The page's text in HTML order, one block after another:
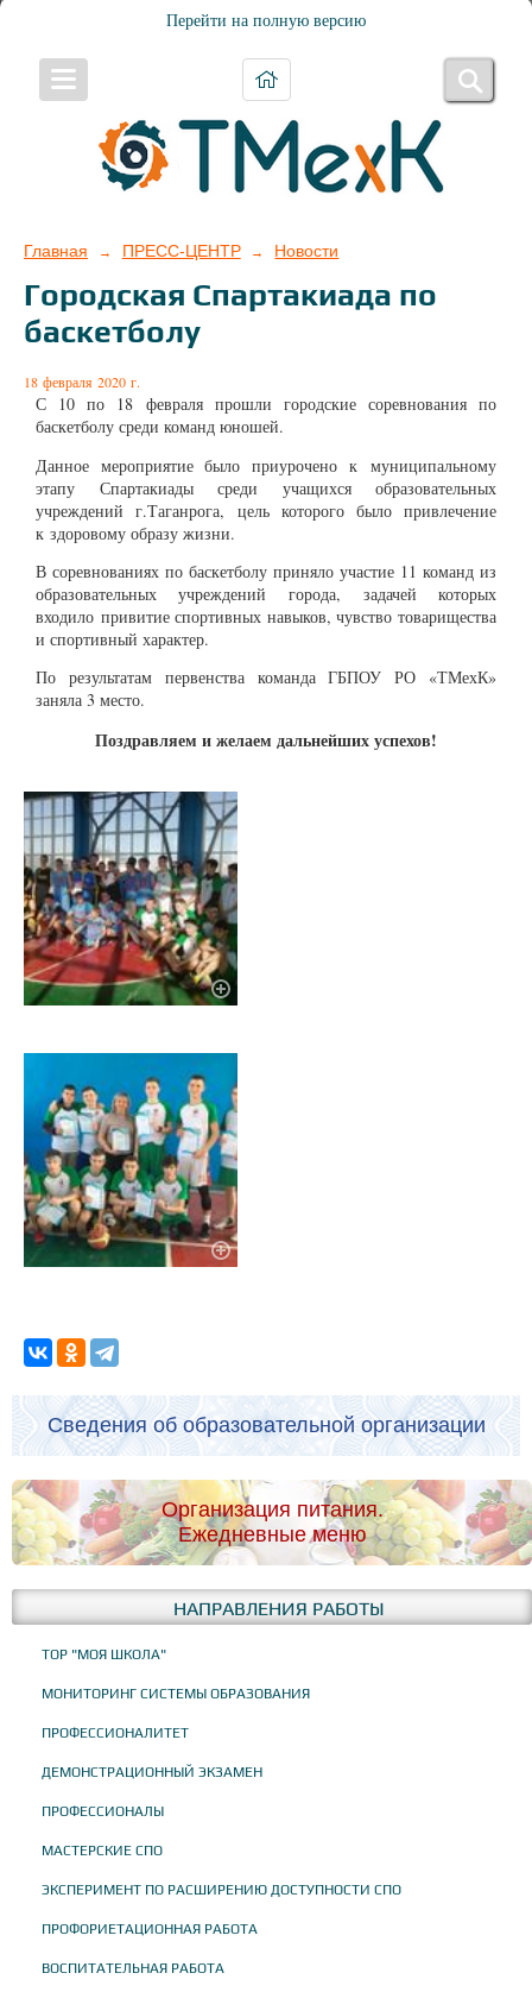
Перейти на полную версию
Главная → ПРЕСС-ЦЕНТР → Новости
Городская Спартакиада по
баскетболу
18 февраля 2020 г.
С 10 по 18 февраля прошли городские соревнования по
баскетболу среди команд юношей.
Данное мероприятие было приуроченокмуниципальному
этапу Спартакиады среди учащихся образовательных
учреждений г.Таганрога, цель которого было привлечение
к здоровому образу жизни.
В соревнованиях по баскетболу приняло участие 11 команд из
образовательных учреждений города, задачей которых
входило привитие спортивных навыков, чувство товарищества
и спортивный характер.
По результатам первенства команда ГБПОУ РО «ТМехК»
заняла 3 место.
Поздравляем и желаем дальнейших успехов!
Сведения об образовательной организации
Организация питания.
Ежедневные меню
НАПРАВЛЕНИЯ РАБОТЫ
ТОР "МОЯ ШКОЛА"
МОНИТОРИНГ СИСТЕМЫ ОБРАЗОВАНИЯ
ПРОФЕССИОНАЛИТЕТ
ДЕМОНСТРАЦИОННЫЙ ЭКЗАМЕН
ПРОФЕССИОНАЛЫ
МАСТЕРСКИЕ СПО
ЭКСПЕРИМЕНТ ПО РАСШИРЕНИЮ ДОСТУПНОСТИ СПО
ПРОФОРИЕТАЦИОННАЯ РАБОТА
ВОСПИТАТЕЛЬНАЯ РАБОТА